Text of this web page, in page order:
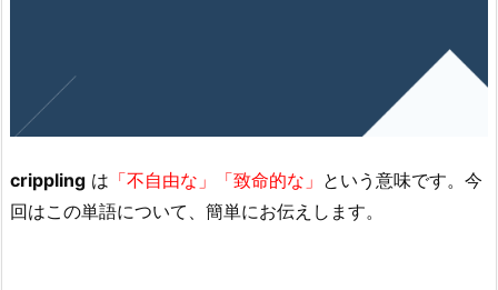
crippling は 「不自由な」「致命的な」 という意味です。今
回はこの単語について、簡単にお伝えします。